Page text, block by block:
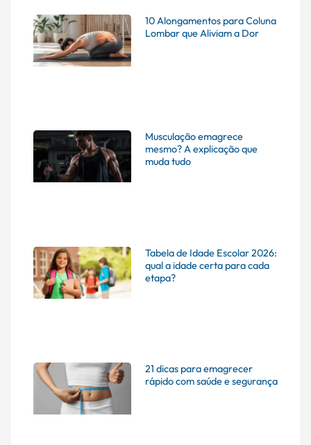
10 Alongamentos para Coluna
Lombar que Aliviam a Dor
Musculação emagrece
mesmo? A explicação que
muda tudo
Tabela de Idade Escolar 2026:
qual a idade certa para cada
etapa?
21 dicas para emagrecer
rápido com saúde e segurança